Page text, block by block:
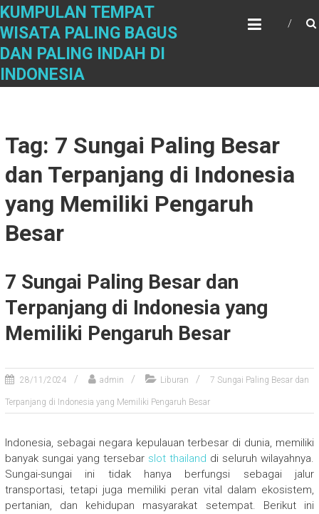
Skip
content
KUMPULAN TEMPAT
WISATA PALING BAGUS
DAN PALING INDAH DI
INDONESIA
Tag: 7 Sungai Paling Besar
dan Terpanjang di Indonesia
yang Memiliki Pengaruh
Besar
7 Sungai Paling Besar dan
Terpanjang di Indonesia yang
Memiliki Pengaruh Besar
28/11/2024 admin Liburan 7 Sungai Paling Besar dan
Terpanjang di Indonesia yang Memiliki Pengaruh Besar
Indonesia, sebagai negara kepulauan terbesar di dunia, memiliki
banyak sungai yang tersebar slot thailand di seluruh wilayahnya.
Sungai-sungai ini tidak hanya berfungsi sebagai jalur
transportasi, tetapi juga memiliki peran vital dalam ekosistem,
pertanian, dan kehidupan masyarakat setempat. Berikut ini